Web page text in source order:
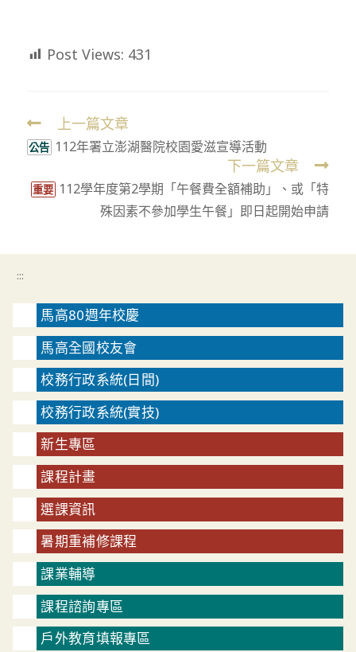
Post Views: 431
Read
more
上一篇文章
公告 112年署立澎湖醫院校園愛滋宣導活動
下一篇文章
重要 112學年度第2學期「午餐費全額補助」、或「特
殊因素不參加學生午餐」即日起開始申請
:::
馬高80週年校慶
馬高全國校友會
校務行政系統(日間)
校務行政系統(實技)
新生專區
課程計畫
選課資訊
暑期重補修課程
課業輔導
課程諮詢專區
戶外教育填報專區